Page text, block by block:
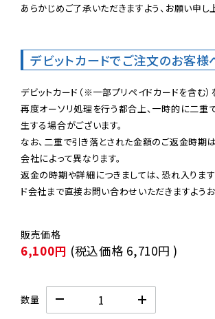
あらかじめご了承いただきますよう、お願い申し
デビットカードでご注文のお客様
デビットカード（※一部プリペイドカードを含む）
再度オーソリ処理を行う都合上、一時的に二重
生する場合がございます。
なお、二重で引き落とされた金額のご返金時期
会社によって異なります。
返金の時期や詳細につきましては、恐れ入りま
ド会社まで直接お問い合わせいただきますようお
6,100円 (税込価格 6,710円 )
数量